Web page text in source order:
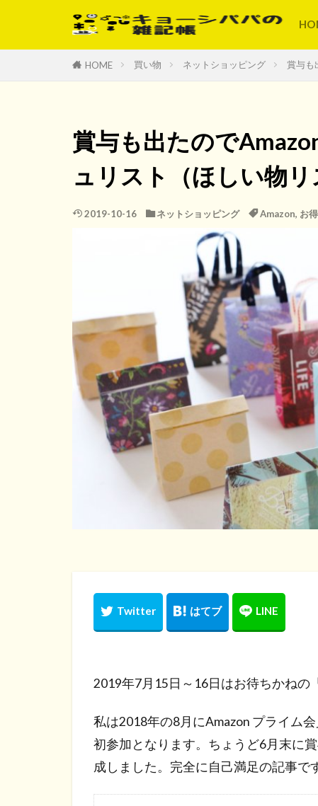
HOME 買い物 ネットショッピング 賞与も
賞与も出たので
ュリスト（ほしい物
2019-10-16 ネットショッピング Amazon, お
2019年7月15日～16日はお待ちかねの「
私は2018年の8月にAmazon プライム
初参加となります。ちょうど6月末に
成しました。完全に自己満足の記事で